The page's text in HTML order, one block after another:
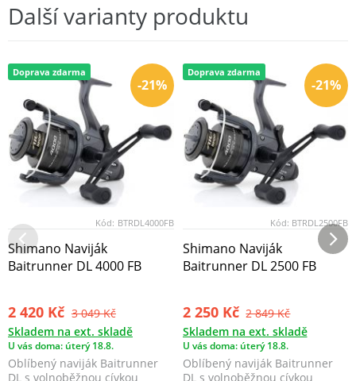
Další varianty produktu
-21%
Doprava zdarma
Kód: BTRDL4000FB
Shimano Naviják
Baitrunner DL 4000 FB
2 420 Kč 3 049 Kč
Skladem na ext. skladě
U vás doma: úterý 18.8.
Oblíbený naviják Baitrunner
DL s volnoběžnou cívkou
-21%
Doprava zdarma
Kód: BTRDL2500FB
Shimano Naviják
Baitrunner DL 2500 FB
2 250 Kč 2 849 Kč
Skladem na ext. skladě
U vás doma: úterý 18.8.
Oblíbený naviják Baitrunner
DL s volnoběžnou cívkou